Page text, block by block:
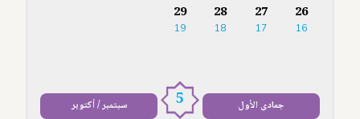
26
16
27
17
28
18
29
19
جمادى الأول 5 سبتمبر / أكتوبر